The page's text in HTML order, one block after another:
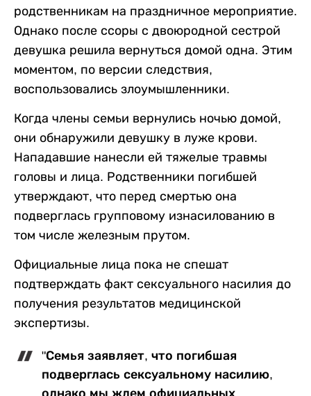
родственникам на праздничное мероприятие.
Однако после ссоры с двоюродной сестрой
девушка решила вернуться домой одна. Этим
моментом, по версии следствия,
воспользовались злоумышленники.
Когда члены семьи вернулись ночью домой,
они обнаружили девушку в луже крови.
Нападавшие нанесли ей тяжелые травмы
головы и лица. Родственники погибшей
утверждают, что перед смертью она
подверглась групповому изнасилованию в
том числе железным прутом.
Официальные лица пока не спешат
подтверждать факт сексуального насилия до
получения результатов медицинской
экспертизы.
"Семья заявляет, что погибшая
подверглась сексуальному насилию,